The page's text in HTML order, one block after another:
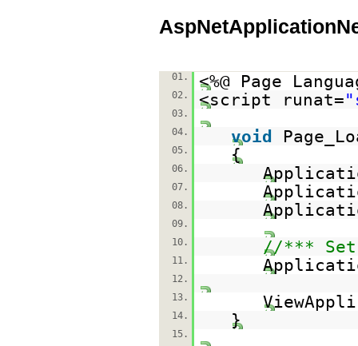
01. <%@ Page
02. <script runat=
03.
04.
void
05. {
06.
07.
08.
09.
10.
//*** Set
11.
12.
13.
14. }
15.